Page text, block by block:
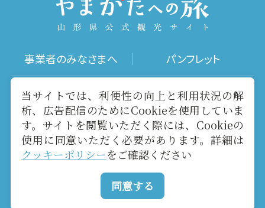
事業者のみなさまへ パンフレット
写真ダウンロード 動画ギャラリー
お役立ちリンク 当サイトについて
メールマガジン お問い合わせ
Copyright yamagatakanko.com 2020-2026 All Rights
当サイトでは、利便性の向上と利用状況の解
析、広告配信のためにCookieを使用していま
す。サイトを閲覧いただく際には、Cookieの
使用に同意いただく必要があります。詳細は
クッキーポリシーをご確認ください
同意する